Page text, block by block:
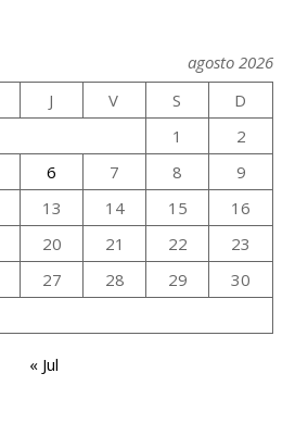
agosto 2026
J V S
D
1
2
6 7 8
9
13 14 15
16
20 21 22
23
27 28 29
30
« Jul